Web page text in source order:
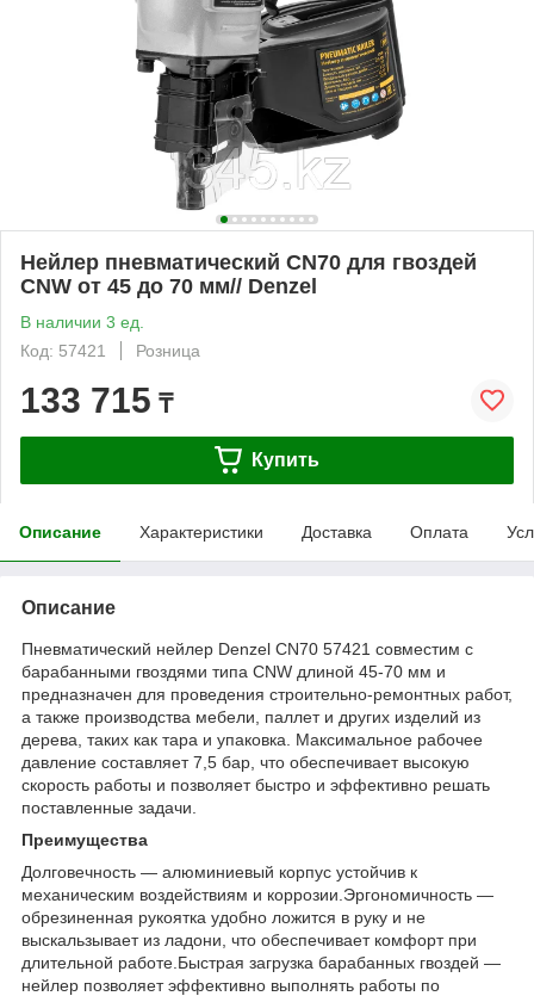
Нейлер пневматический CN70 для гвоздей
CNW от 45 до 70 мм// Denzel
В наличии 3 ед.
Код: 57421
Розница
133 715 ₸
Купить
Описание Характеристики Доставка Оплата
Описание
Пневматический нейлер Denzel CN70 57421 совместим с
барабанными гвоздями типа CNW длиной 45-70 мм и
предназначен для проведения строительно-ремонтных работ,
а также производства мебели, паллет и других изделий из
дерева, таких как тара и упаковка. Максимальное рабочее
давление составляет 7,5 бар, что обеспечивает высокую
скорость работы и позволяет быстро и эффективно решать
поставленные задачи.
Преимущества
Долговечность — алюминиевый корпус устойчив к
механическим воздействиям и коррозии.Эргономичность —
обрезиненная рукоятка удобно ложится в руку и не
выскальзывает из ладони, что обеспечивает комфорт при
длительной работе.Быстрая загрузка барабанных гвоздей —
нейлер позволяет эффективно выполнять работы по